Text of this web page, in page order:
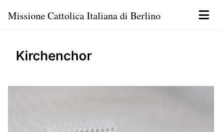
Missione Cattolica Italiana di Berlino
Kirchenchor